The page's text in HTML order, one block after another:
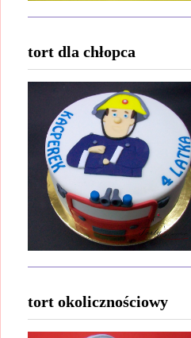
tort dla chłopca
tort okolicznościowy